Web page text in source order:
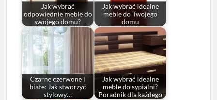
Jak wybrać
odpowiednie meble do
swojego domu?
Jak wybrać idealne
meble do Twojego
domu
Czarne czerwone i
białe: Jak stworzyć
stylowy…
Jak wybrać idealne
meble do sypialni?
Poradnik dla każdego